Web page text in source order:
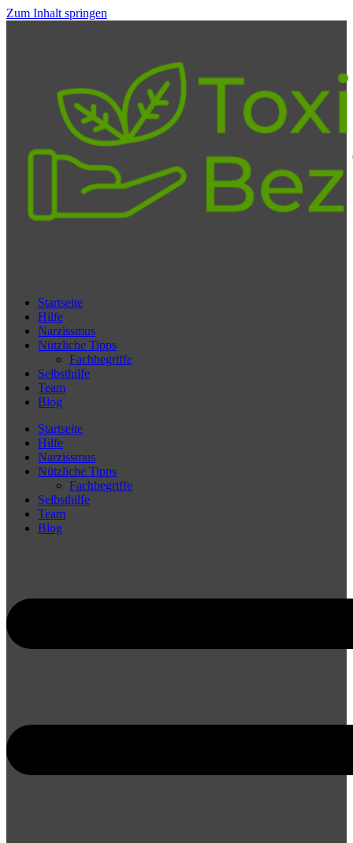
Zum Inhalt springen
Startseite
Hilfe
Narzissmus
Nützliche Tipps
Fachbegriffe
Selbsthilfe
Team
Blog
Startseite
Hilfe
Narzissmus
Nützliche Tipps
Fachbegriffe
Selbsthilfe
Team
Blog